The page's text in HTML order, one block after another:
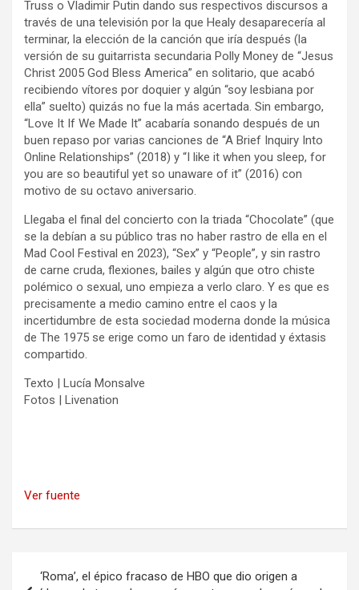
Truss o Vladimir Putin dando sus respectivos discursos a
través de una televisión por la que Healy desaparecería al
terminar, la elección de la canción que iría después (la
versión de su guitarrista secundaria Polly Money de “Jesus
Christ 2005 God Bless America” en solitario, que acabó
recibiendo vítores por doquier y algún “soy lesbiana por
ella” suelto) quizás no fue la más acertada. Sin embargo,
“Love It If We Made It” acabaría sonando después de un
buen repaso por varias canciones de “A Brief Inquiry Into
Online Relationships” (2018) y “I like it when you sleep, for
you are so beautiful yet so unaware of it” (2016) con
motivo de su octavo aniversario.
Llegaba el final del concierto con la triada “Chocolate” (que
se la debían a su público tras no haber rastro de ella en el
Mad Cool Festival en 2023), “Sex” y “People”, y sin rastro
de carne cruda, flexiones, bailes y algún que otro chiste
polémico o sexual, uno empieza a verlo claro. Y es que es
precisamente a medio camino entre el caos y la
incertidumbre de esta sociedad moderna donde la música
de The 1975 se erige como un faro de identidad y éxtasis
compartido.
Texto | Lucía Monsalve
Fotos | Livenation
Ver fuente
‘Roma’, el épico fracaso de HBO que dio origen a